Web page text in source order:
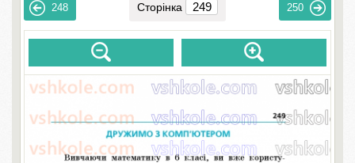
248 Сторінка 250